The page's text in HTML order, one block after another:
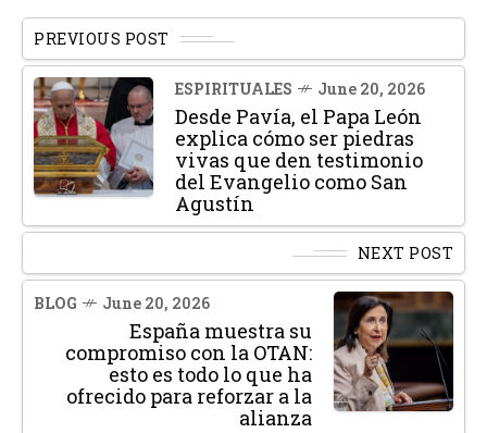
PREVIOUS POST
ESPIRITUALES June 20, 2026
Desde Pavía, el Papa León
explica cómo ser piedras
vivas que den testimonio
del Evangelio como San
Agustín
NEXT POST
BLOG June 20, 2026
España muestra su
compromiso con la OTAN:
esto es todo lo que ha
ofrecido para reforzar a la
alianza